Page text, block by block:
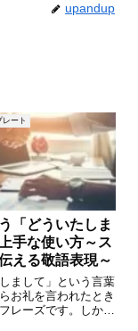
upandup
レート
「どういたしま
手な使い方～ス
える敬語表現～
しまして」という言葉
お礼を言われたとき
レーズです。しか